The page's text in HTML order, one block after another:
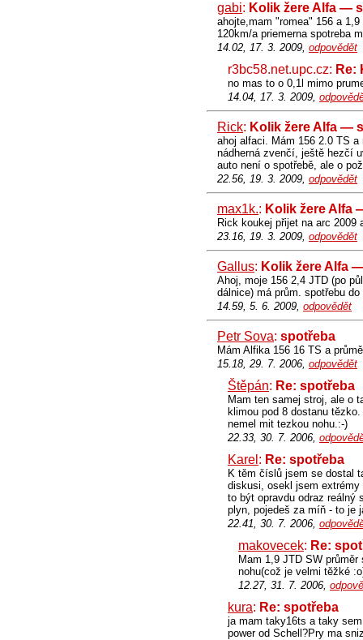
gabi: Kolik žere Alfa —
ahojte,mam "romea" 156 a
120km/a priemerna spotreba
14.02, 17. 3. 2009, odpovědět
r3bc58.net.upc.cz: Re:
no mas to o 0,1l mimo
14.04, 17. 3. 2009,
Rick: Kolik žere Alfa —
ahoj alfaci. Mám 156 2.0 TS
nádherná zvenčí, ještě hezčí
auto není o spotřebě, ale o
22.56, 19. 3. 2009, odpovědět
max1k.: Kolik žere Alfa
Rick koukej přijet na arc
23.16, 19. 3. 2009, odpovědět
Gallus: Kolik žere Alfa
Ahoj, moje 156 2,4 JTD (po
dálnice) má prům. spotřebu
14.59, 5. 6. 2009, odpovědět
Petr Sova: spotřeba
Mám Alfika 156 16 TS a
15.18, 29. 7. 2006, odpovědět
Štěpán: Re: spotřeba
Mam ten samej stroj, ale o
klimou pod 8 dostanu
nemel mit tezkou nohu.:-)
22.33, 30. 7. 2006,
Karel : Re: spotřeba
K těm číslů jsem se dostal
diskusi, osekl jsem
to být opravdu odraz reálný
plyn, pojedeš za míň - to je
22.41, 30. 7. 2006,
makovecek: Re:
Mam 1,9 JTD SW
nohu(což je velmi těžké
12.27, 31. 7. 2006,
kura: Re: spotřeba
ja mam taky16ts a taky
power od Schell?Pry ma